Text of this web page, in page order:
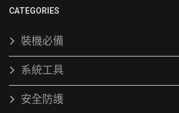
CATEGORIES
裝機必備
系統工具
安全防護